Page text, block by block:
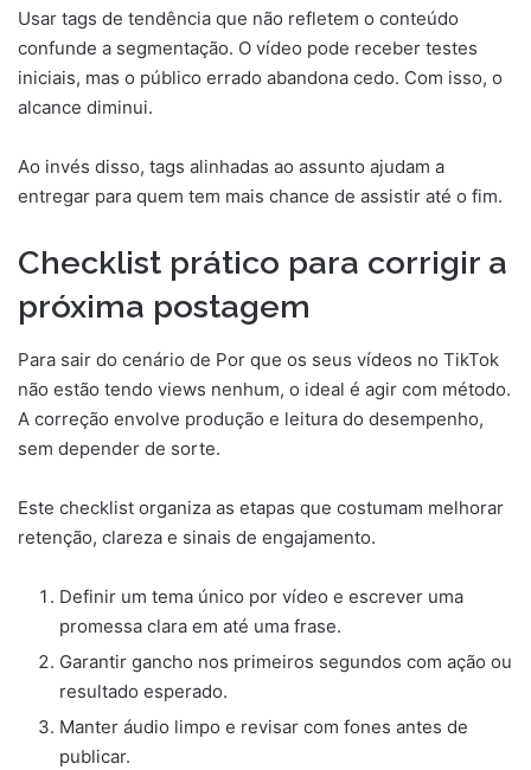
Usar tags de tendência que não refletem o conteúdo
confunde a segmentação. O vídeo pode receber testes
iniciais, mas o público errado abandona cedo. Com isso, o
alcance diminui.
Ao invés disso, tags alinhadas ao assunto ajudam a
entregar para quem tem mais chance de assistir até o fim.
Checklist prático para corrigir a
próxima postagem
Para sair do cenário de Por que os seus vídeos no TikTok
não estão tendo views nenhum, o ideal é agir com método.
A correção envolve produção e leitura do desempenho,
sem depender de sorte.
Este checklist organiza as etapas que costumam melhorar
retenção, clareza e sinais de engajamento.
Definir um tema único por vídeo e escrever uma
promessa clara em até uma frase.
Garantir gancho nos primeiros segundos com ação ou
resultado esperado.
Manter áudio limpo e revisar com fones antes de
publicar.